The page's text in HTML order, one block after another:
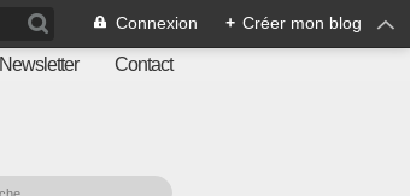
Connexion + Créer mon blog
Newsletter Contact